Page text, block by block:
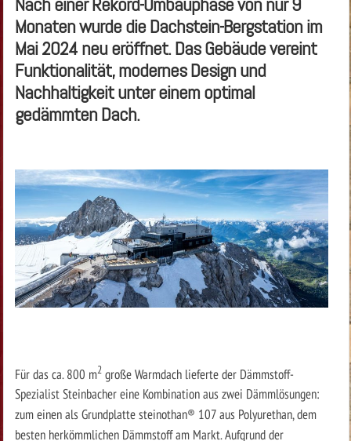
Monaten wurde die Dachstein-Bergstation im
Mai 2024 neu eröffnet. Das Gebäude vereint
Funktionalität, modernes Design und
Nachhaltigkeit unter einem optimal
gedämmten Dach.
Für das ca. 800 m2große Warmdach lieferte der Dämmstoff-
Spezialist Steinbacher eine Kombination aus zwei Dämmlösungen:
zum einen als Grundplatte steinothan® 107 aus Polyurethan, dem
besten herkömmlichen Dämmstoff am Markt. Aufgrund der